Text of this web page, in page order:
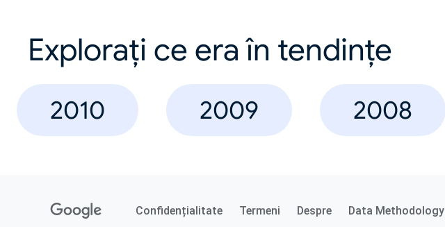
Explorați ce era în tendințe
2010 2009 2008
Confidențialitate Termeni Despre Data Methodology